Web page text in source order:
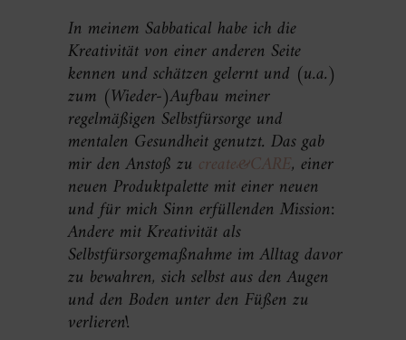
In meinem Sabbatical habe ich die
Kreativität von einer anderen Seite
kennen und schätzen gelernt und (u.a.)
zum (Wieder-)Aufbau meiner
regelmäßigen Selbstfürsorge und
mentalen Gesundheit genutzt. Das gab
mir den Anstoß zu create&CARE, einer
neuen Produktpalette mit einer neuen
und für mich Sinn erfüllenden Mission:
Andere mit Kreativität als
Selbstfürsorgemaßnahme im Alltag davor
zu bewahren, sich selbst aus den Augen
und den Boden unter den Füßen zu
verlieren!